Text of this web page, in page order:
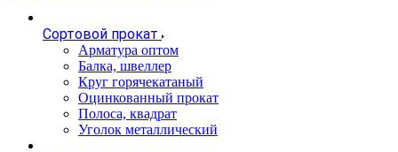
Сортовой прокат
Арматура оптом
Балка, швеллер
Круг горячекатаный
Оцинкованный прокат
Полоса, квадрат
Уголок металлический